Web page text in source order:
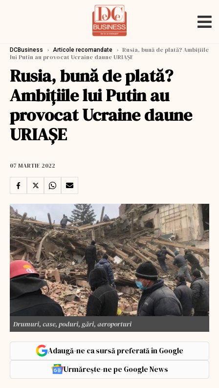
DCBusiness › Articole recomandate › Rusia, bună de plată? Ambițiile
lui Putin au provocat Ucraine daune URIAȘE
Rusia, bună de plată?
Ambițiile lui Putin au
provocat Ucraine daune
URIAȘE
07 MARTIE 2022
Drumuri, case, poduri, gări, aeroporturi
Adaugă-ne ca sursă preferată în Google
Urmărește-ne pe Google News